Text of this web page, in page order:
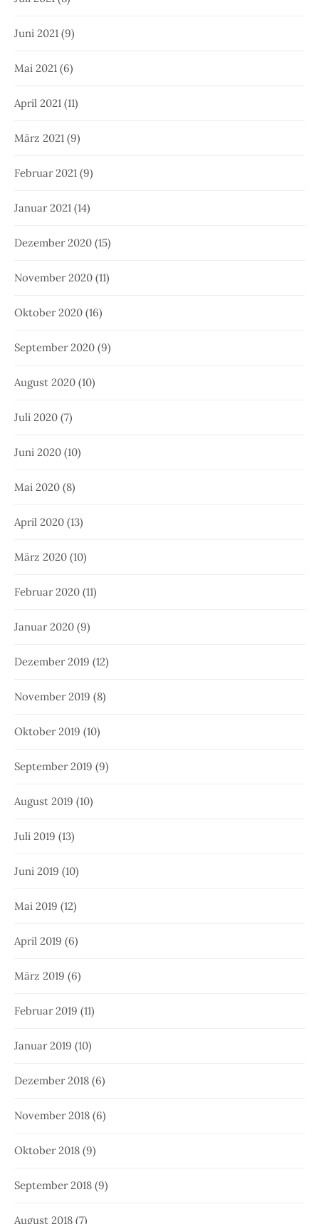
Juni 2021 (9)
Mai 2021 (6)
April 2021 (11)
März 2021 (9)
Februar 2021 (9)
Januar 2021 (14)
Dezember 2020 (15)
November 2020 (11)
Oktober 2020 (16)
September 2020 (9)
August 2020 (10)
Juli 2020 (7)
Juni 2020 (10)
Mai 2020 (8)
April 2020 (13)
März 2020 (10)
Februar 2020 (11)
Januar 2020 (9)
Dezember 2019 (12)
November 2019 (8)
Oktober 2019 (10)
September 2019 (9)
August 2019 (10)
Juli 2019 (13)
Juni 2019 (10)
Mai 2019 (12)
April 2019 (6)
März 2019 (6)
Februar 2019 (11)
Januar 2019 (10)
Dezember 2018 (6)
November 2018 (6)
Oktober 2018 (9)
September 2018 (9)
August 2018 (7)